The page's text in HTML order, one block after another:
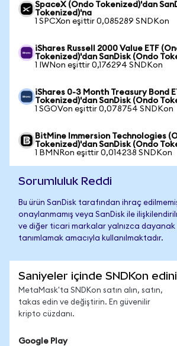
SpaceX (Ondo Tokenized)'dan
Tokenized)'na
1 SPCXon eşittir 0,085289 SNDKon
iShares Russell 2000 Value ETF
Tokenized)'dan SanDisk (Ondo
1 IWNon eşittir 0,176294 SNDKon
iShares 0-3 Month Treasury Bond
Tokenized)'dan SanDisk (Ondo
1 SGOVon eşittir 0,078754 SNDKon
BitMine Immersion Technologies
Tokenized)'dan SanDisk (Ondo
1 BMNRon eşittir 0,014238 SNDKon
Sorumluluk Reddi
Bu ürün SanDisk tarafından ihraç
onaylanmamış veya SanDisk ile
ve diğer ticari markalar yalnızca dayanak
tanımlamak amacıyla kullanılmaktadır.
Saniyeler içinde SNDKon
MetaMask'ta SNDKon satın alın, satın,
takas edin ve değiştirin. En güvenilir
kripto cüzdanı.
Google Play